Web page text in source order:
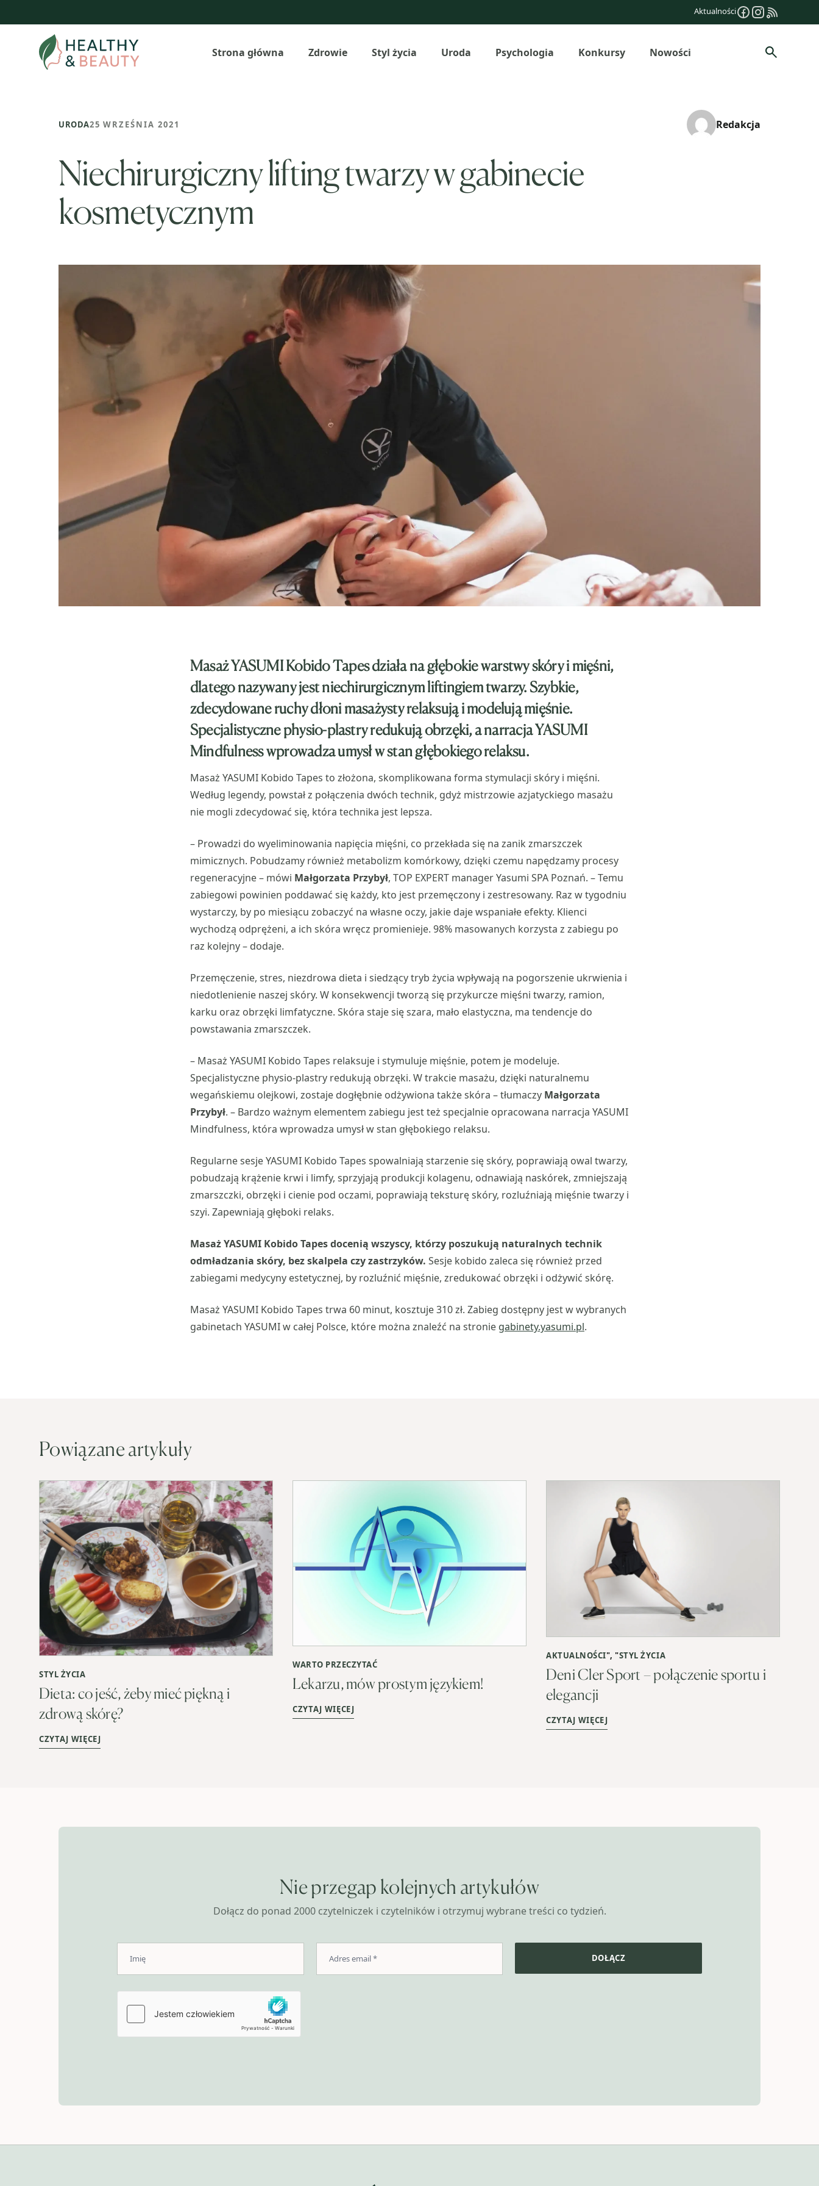
do
Aktualności
Strona główna Zdrowie Styl życia Uroda Psychologia Konkursy Nowości Szukaj
URODA25 WRZEŚNIA 2021 Redakcja
Niechirurgiczny lifting twarzy w gabinecie
kosmetycznym
Masaż YASUMI Kobido Tapes działa na głębokie warstwy skóry i mięśni,
dlatego nazywany jest niechirurgicznym liftingiem twarzy. Szybkie,
zdecydowane ruchy dłoni masażysty relaksują i modelują mięśnie.
Specjalistyczne physio-plastry redukują obrzęki, a narracja YASUMI
Mindfulness wprowadza umysł w stan głębokiego relaksu.
Masaż YASUMI Kobido Tapes to złożona, skomplikowana forma stymulacji skóry i mięśni.
Według legendy, powstał z połączenia dwóch technik, gdyż mistrzowie azjatyckiego masażu
nie mogli zdecydować się, która technika jest lepsza.
– Prowadzi do wyeliminowania napięcia mięśni, co przekłada się na zanik zmarszczek
mimicznych. Pobudzamy również metabolizm komórkowy, dzięki czemu napędzamy procesy
regeneracyjne – mówi Małgorzata Przybył, TOP EXPERT manager Yasumi SPA Poznań. – Temu
zabiegowi powinien poddawać się każdy, kto jest przemęczony i zestresowany. Raz w tygodniu
wystarczy, by po miesiącu zobaczyć na własne oczy, jakie daje wspaniałe efekty. Klienci
wychodzą odprężeni, a ich skóra wręcz promienieje. 98% masowanych korzysta z zabiegu po
raz kolejny – dodaje.
Przemęczenie, stres, niezdrowa dieta i siedzący tryb życia wpływają na pogorszenie ukrwienia i
niedotlenienie naszej skóry. W konsekwencji tworzą się przykurcze mięśni twarzy, ramion,
karku oraz obrzęki limfatyczne. Skóra staje się szara, mało elastyczna, ma tendencje do
powstawania zmarszczek.
– Masaż YASUMI Kobido Tapes relaksuje i stymuluje mięśnie, potem je modeluje.
Specjalistyczne physio-plastry redukują obrzęki. W trakcie masażu, dzięki naturalnemu
wegańskiemu olejkowi, zostaje dogłębnie odżywiona także skóra – tłumaczy Małgorzata
Przybył. – Bardzo ważnym elementem zabiegu jest też specjalnie opracowana narracja YASUMI
Mindfulness, która wprowadza umysł w stan głębokiego relaksu.
Regularne sesje YASUMI Kobido Tapes spowalniają starzenie się skóry, poprawiają owal twarzy,
pobudzają krążenie krwi i limfy, sprzyjają produkcji kolagenu, odnawiają naskórek, zmniejszają
zmarszczki, obrzęki i cienie pod oczami, poprawiają teksturę skóry, rozluźniają mięśnie twarzy i
szyi. Zapewniają głęboki relaks.
Masaż YASUMI Kobido Tapes docenią wszyscy, którzy poszukują naturalnych technik
odmładzania skóry, bez skalpela czy zastrzyków. Sesje kobido zaleca się również przed
zabiegami medycyny estetycznej, by rozluźnić mięśnie, zredukować obrzęki i odżywić skórę.
Masaż YASUMI Kobido Tapes trwa 60 minut, kosztuje 310 zł. Zabieg dostępny jest w wybranych
gabinetach YASUMI w całej Polsce, które można znaleźć na stronie gabinety.yasumi.pl.
Powiązane artykuły
STYL ŻYCIA
Dieta: co jeść, żeby mieć piękną i
zdrową skórę?
CZYTAJ WIĘCEJ
WARTO PRZECZYTAĆ
Lekarzu, mów prostym językiem!
CZYTAJ WIĘCEJ
AKTUALNOŚCI", "STYL ŻYCIA
Deni Cler Sport – połączenie sportu i
elegancji
CZYTAJ WIĘCEJ
Nie przegap kolejnych artykułów
Dołącz do ponad 2000 czytelniczek i czytelników i otrzymuj wybrane treści co tydzień.